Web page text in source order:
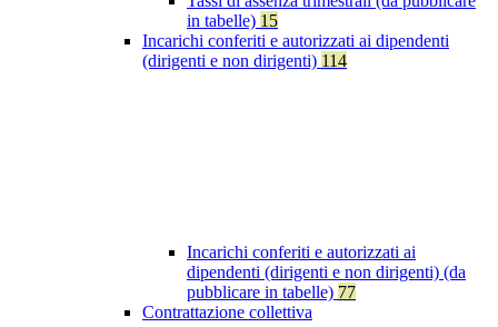
in tabelle) 15
Incarichi conferiti e autorizzati ai dipendenti
(dirigenti e non dirigenti) 114
Incarichi conferiti e autorizzati ai
dipendenti (dirigenti e non dirigenti) (da
pubblicare in tabelle) 77
Contrattazione collettiva